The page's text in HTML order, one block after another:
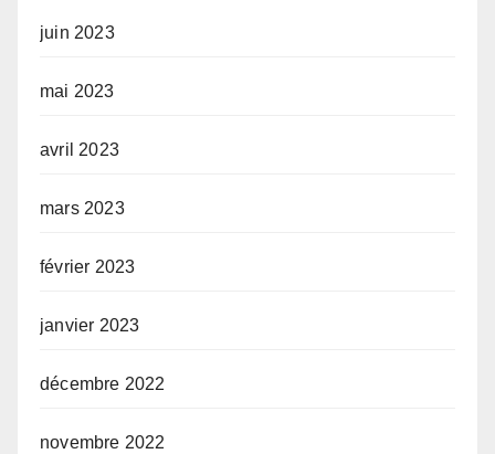
juin 2023
mai 2023
avril 2023
mars 2023
février 2023
janvier 2023
décembre 2022
novembre 2022